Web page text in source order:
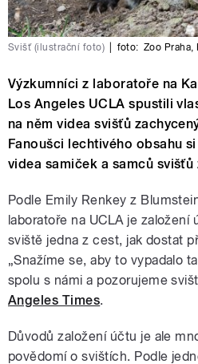
Svišť (ilustrační foto) foto: Zoo Praha ,
Výzkumníci z laboratoře na
Los Angeles UCLA spustili
na něm videa svišťů
Fanoušci lechtivého obsahu
videa samiček a samců
Podle Emily Renkey z
laboratoře na UCLA je založení
sviště jedna z cest, jak dostat
„Snažíme se, aby to vypadalo
spolu s námi a pozorujeme
Angeles Times.
Důvodů založení účtu je ale
povědomí o svištích. Podle